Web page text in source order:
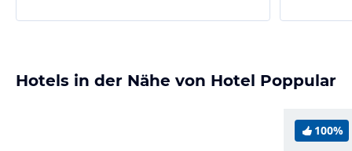
Hotels in der Nähe von Hotel Poppular
100%